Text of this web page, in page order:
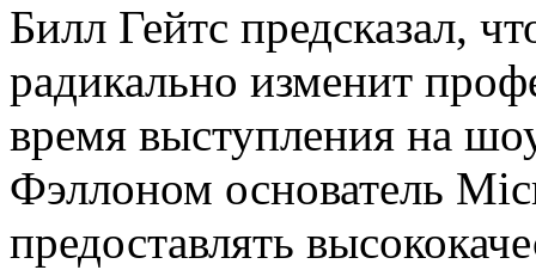
Билл Гейтс предсказал,
радикально изменит
время выступления на
Фэллоном основатель
предоставлять